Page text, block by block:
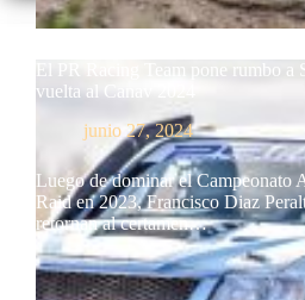
El PR Racing Team pone rumbo a
vuelta al Canav 2024
junio 27, 2024
Luego de dominar el Campeonato
Raid en 2023, Francisco Diaz
retornan al certamen…